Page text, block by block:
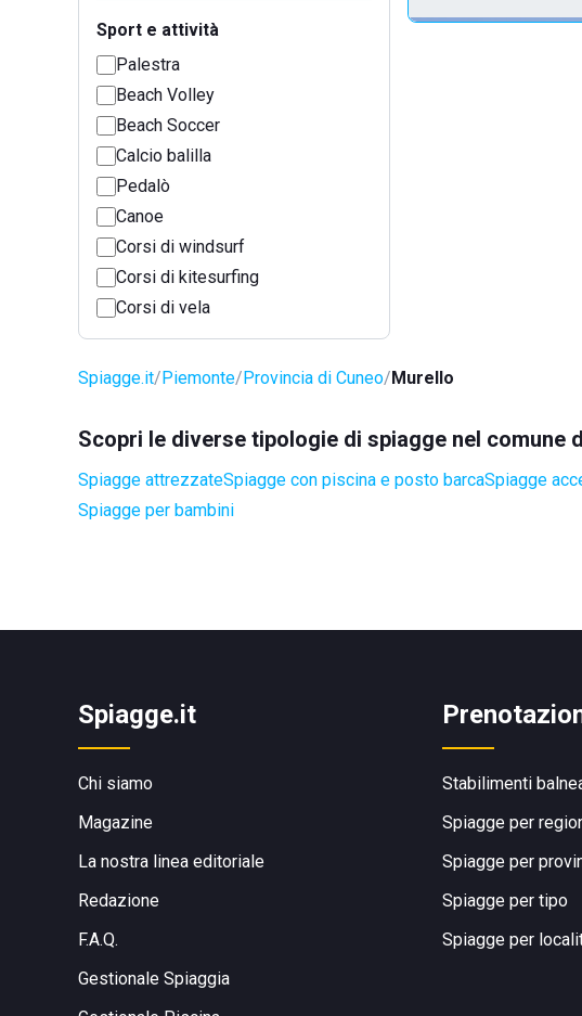
Sport e attività
Palestra
Beach Volley
Beach Soccer
Calcio balilla
Pedalò
Canoe
Corsi di windsurf
Corsi di kitesurfing
Corsi di vela
Spiagge.it Piemonte Provincia di Cuneo Murello
Scopri le diverse tipologie di spiagge nel comune
Spiagge attrezzateSpiagge con piscina e posto barcaSpiagge
Spiagge per bambini
Spiagge.it
Chi siamo
Magazine
La nostra linea editoriale
Redazione
F.A.Q.
Gestionale Spiaggia
Stabilimenti
Spiagge per
Spiagge per
Spiagge per tipo
Spiagge per